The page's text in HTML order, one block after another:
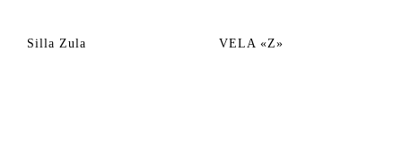
Silla Zula VELA «Z»